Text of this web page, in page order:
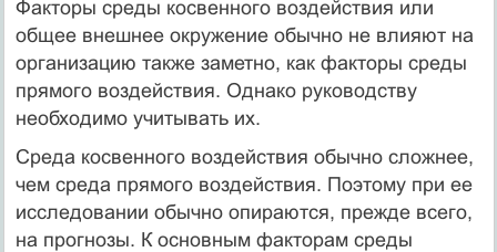
Факторы среды косвенного воздействия или
общее внешнее окружение обычно не влияют на
организацию также заметно, как факторы среды
прямого воздействия. Однако руководству
необходимо учитывать их.
Среда косвенного воздействия обычно сложнее,
чем среда прямого воздействия. Поэтому при ее
исследовании обычно опираются, прежде всего,
на прогнозы. К основным факторам среды